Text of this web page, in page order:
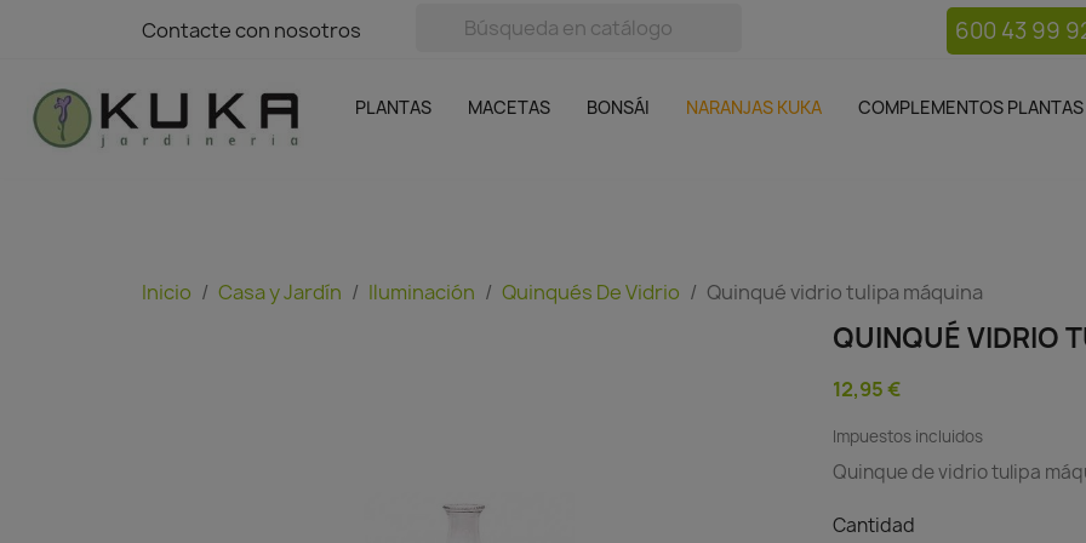
Contacte con nosotros
Contacte con nosotros 600 43 99
PLANTAS MACETAS BONSÁI NARANJAS KUKA COMPLEMENTOS PLANTAS
Complementos plantas
SIN GASTOS DE ENVÍO
Inicio Casa y Jardín Iluminación Quinqués De Vidrio Quinqué vidrio tulipa máquina
QUINQUÉ VIDRIO
12,95 €
Impuestos incluidos
Quinque de vidrio tulipa
Cantidad